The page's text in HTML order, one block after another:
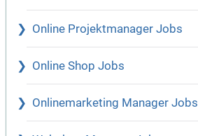
Online Projektmanager Jobs
Online Shop Jobs
Onlinemarketing Manager Jobs